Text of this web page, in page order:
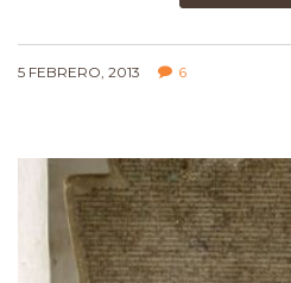
5 FEBRERO, 2013 6